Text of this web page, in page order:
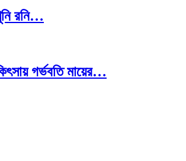
রনি…
গর্ভবতি মায়ের…